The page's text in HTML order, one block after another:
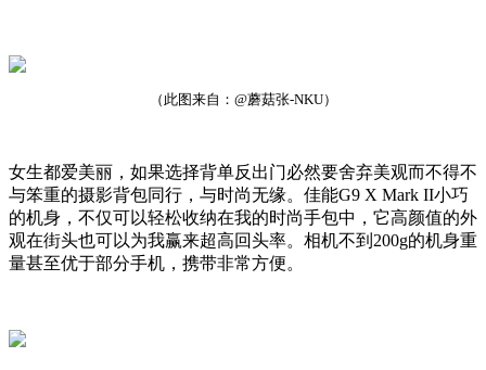
（此图来自：@蘑菇张-NKU）
女生都爱美丽，如果选择背单反出门必然要舍弃美观而不得不
与笨重的摄影背包同行，与时尚无缘。佳能G9 X Mark II小巧
的机身，不仅可以轻松收纳在我的时尚手包中，它高颜值的外
观在街头也可以为我赢来超高回头率。相机不到200g的机身重
量甚至优于部分手机，携带非常方便。